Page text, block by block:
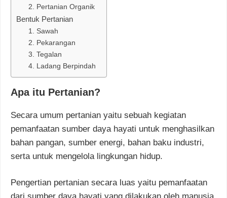
2. Pertanian Organik
Bentuk Pertanian
1. Sawah
2. Pekarangan
3. Tegalan
4. Ladang Berpindah
Apa itu Pertanian?
Secara umum pertanian yaitu sebuah kegiatan
pemanfaatan sumber daya hayati untuk menghasilkan
bahan pangan, sumber energi, bahan baku industri,
serta untuk mengelola lingkungan hidup.
Pengertian pertanian secara luas yaitu pemanfaatan